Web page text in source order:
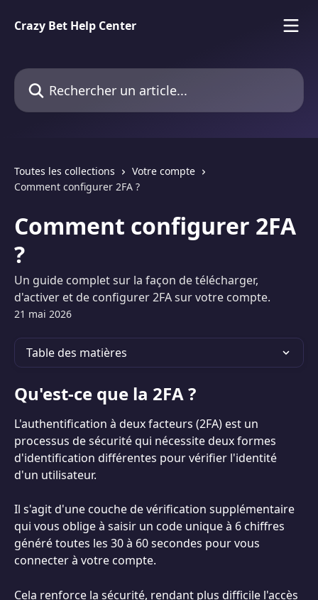
Crazy Bet Help Center
Rechercher un article...
Toutes les collections
Votre compte
Comment configurer 2FA ?
Comment configurer 2FA
?
Un guide complet sur la façon de télécharger,
d'activer et de configurer 2FA sur votre compte.
21 mai 2026
Table des matières
Qu'est-ce que la 2FA ?
L'authentification à deux facteurs (2FA) est un
processus de sécurité qui nécessite deux formes
d'identification différentes pour vérifier l'identité
d'un utilisateur.
Il s'agit d'une couche de vérification supplémentaire
qui vous oblige à saisir un code unique à 6 chiffres
généré toutes les 30 à 60 secondes pour vous
connecter à votre compte.
Cela renforce la sécurité, rendant plus difficile l'accès